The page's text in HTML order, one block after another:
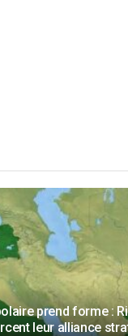
prend forme :
leur alliance